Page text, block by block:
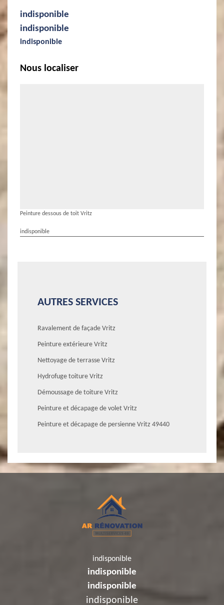
indisponible
indisponible
indisponible
Nous localiser
Peinture dessous de toit Vritz
indisponible
AUTRES SERVICES
Ravalement de façade Vritz
Peinture extérieure Vritz
Nettoyage de terrasse Vritz
Hydrofuge toiture Vritz
Démoussage de toiture Vritz
Peinture et décapage de volet Vritz
Peinture et décapage de persienne Vritz 49440
indisponible
indisponible
indisponible
indisponible